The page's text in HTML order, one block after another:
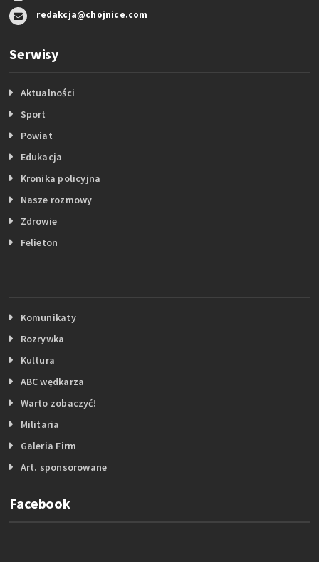
redakcja@chojnice.com
Serwisy
Aktualności
Sport
Powiat
Edukacja
Kronika policyjna
Nasze rozmowy
Zdrowie
Felieton
Komunikaty
Rozrywka
Kultura
ABC wędkarza
Warto zobaczyć!
Militaria
Galeria Firm
Art. sponsorowane
Facebook